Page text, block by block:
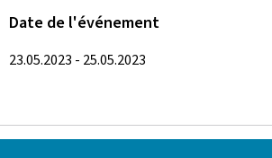
Date de l'événement
23.05.2023 - 25.05.2023